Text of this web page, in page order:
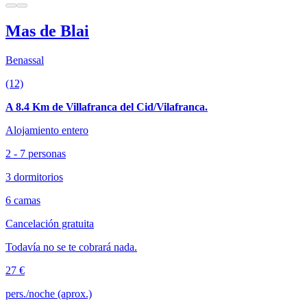
Mas de Blai
Benassal
(12)
A 8.4 Km de Villafranca del Cid/Vilafranca.
Alojamiento entero
2 - 7 personas
3 dormitorios
6 camas
Cancelación gratuita
Todavía no se te cobrará nada.
27 €
pers./noche (aprox.)